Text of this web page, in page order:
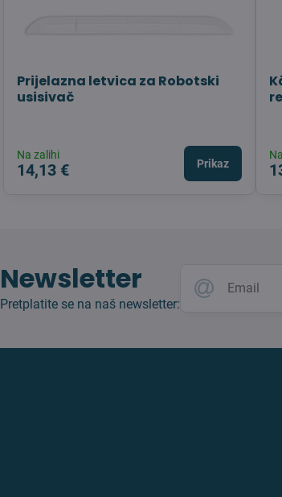
Prijelazna letvica za Robotski
usisivač
Na zalihi
14,13 € Prikaz
Newsletter
Pretplatite se na naš newsletter: